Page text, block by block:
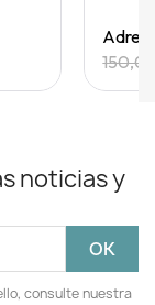
noticias y
consulte nuestra